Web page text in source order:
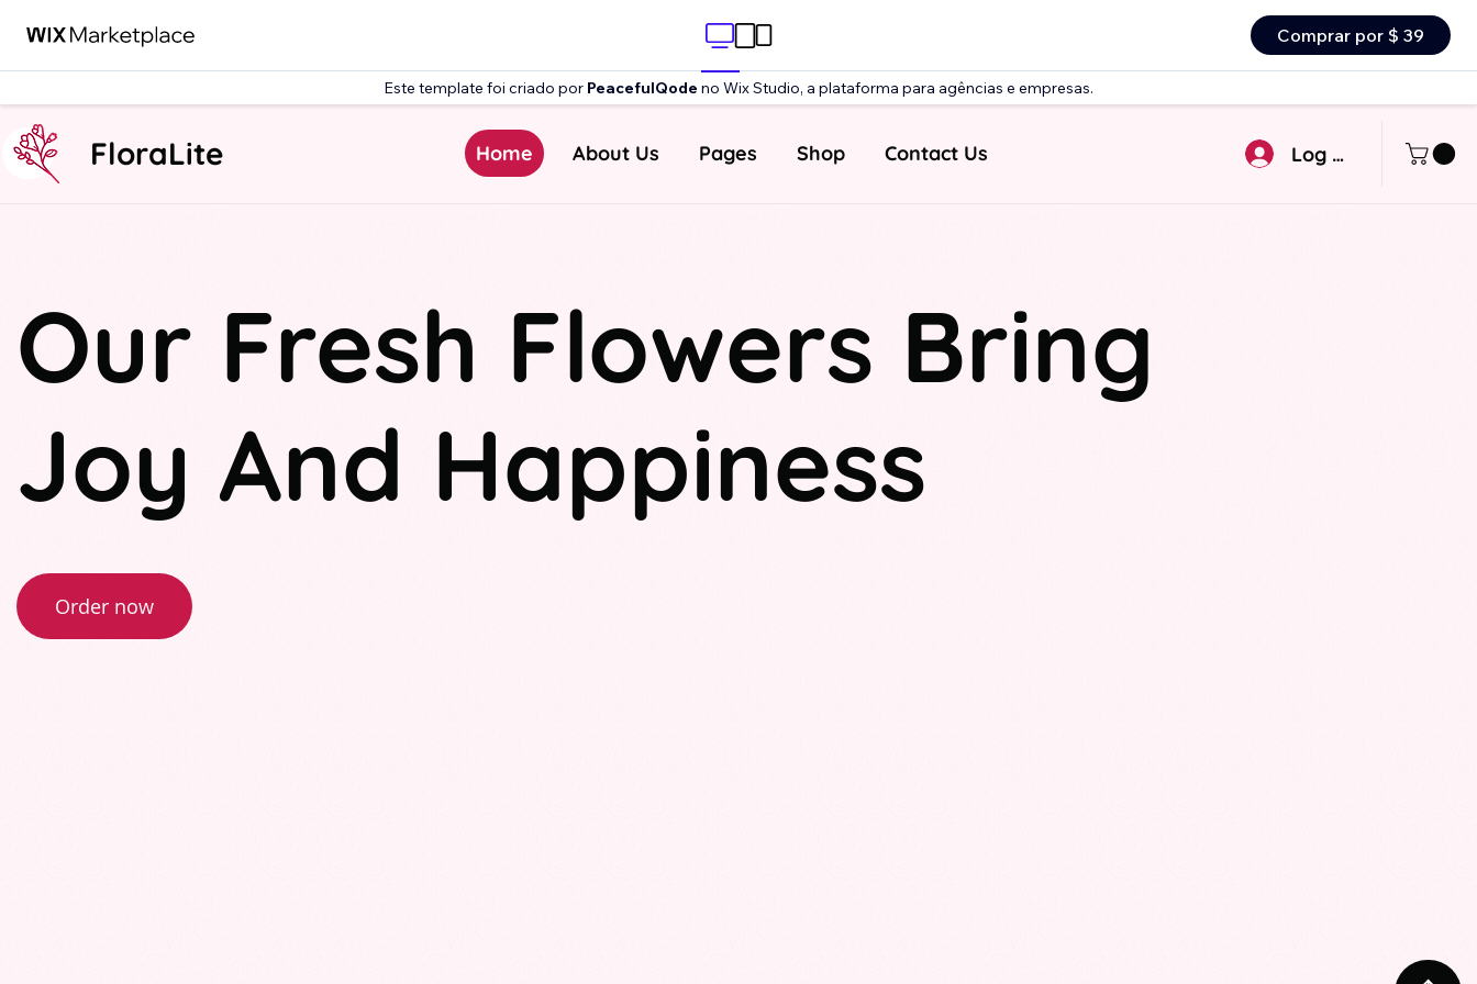
Comprar por $ 39
Este template foi criado por PeacefulQode no Wix Studio, a plataforma para agências e empresas.